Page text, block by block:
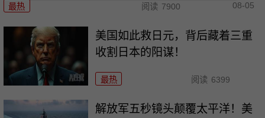
最热 阅读 7900 08-05
美国如此救日元，背后藏着三重
收割日本的阳谋！
最热 阅读 6399
解放军五秒镜头颠覆太平洋！美